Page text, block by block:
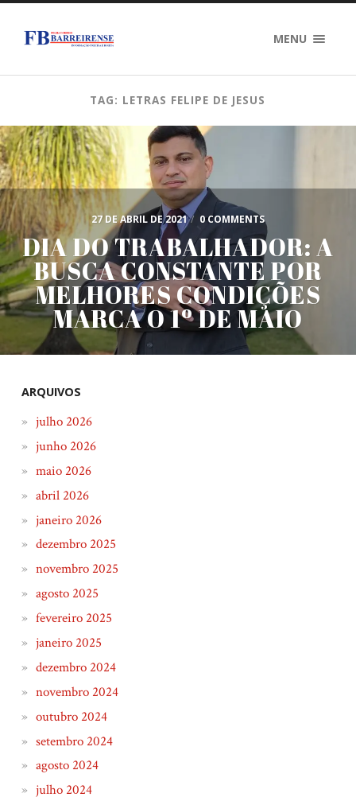
MENU
TAG: LETRAS FELIPE DE JESUS
27 DE ABRIL DE 2021 / 0 COMMENTS
DIA DO TRABALHADOR: A
BUSCA CONSTANTE POR
MELHORES CONDIÇÕES
MARCA O 1º DE MAIO
ARQUIVOS
julho 2026
junho 2026
maio 2026
abril 2026
janeiro 2026
dezembro 2025
novembro 2025
agosto 2025
fevereiro 2025
janeiro 2025
dezembro 2024
novembro 2024
outubro 2024
setembro 2024
agosto 2024
julho 2024